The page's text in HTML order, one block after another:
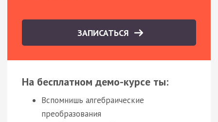
ЗАПИСАТЬСЯ
На бесплатном демо-курсе ты:
Вспомнишь алгебраические
преобразования